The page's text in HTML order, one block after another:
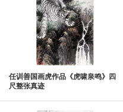
任训善国画虎作品《虎啸泉鸣》四
尺整张真迹